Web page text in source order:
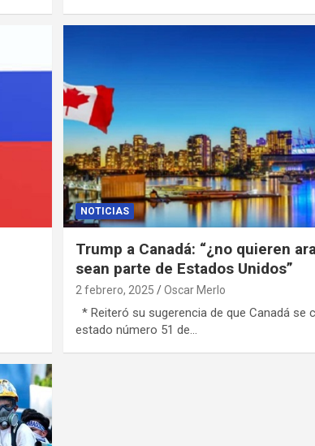
NOTICIAS
Trump a Canadá: “¿no quieren
sean parte de Estados Unidos”
2 febrero, 2025 Oscar Merlo
* Reiteró su sugerencia de que Canadá se
estado número 51 de…